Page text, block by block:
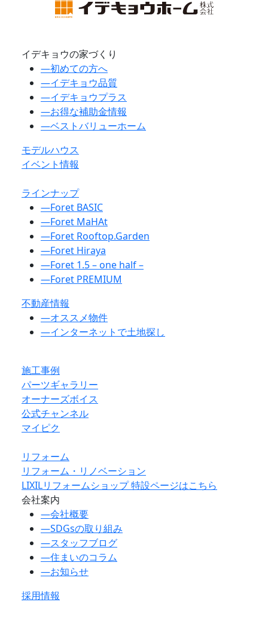
イデキョウの家づくり
―初めての方へ
―イデキョウ品質
―イデキョウプラス
―お得な補助金情報
―ベストバリューホーム
モデルハウス
イベント情報
ラインナップ
―Foret BASIC
―Foret MaHAt
―Foret Rooftop.Garden
―Foret Hiraya
―Foret 1.5 – one half –
―Foret PREMIUM
不動産情報
―オススメ物件
―インターネットで土地探し
施工事例
パーツギャラリー
オーナーズボイス
公式チャンネル
マイピク
リフォーム
リフォーム・リノベーション
LIXILリフォームショップ 特設ページはこちら
会社案内
―会社概要
―SDGsの取り組み
―スタッフブログ
―住まいのコラム
―お知らせ
採用情報